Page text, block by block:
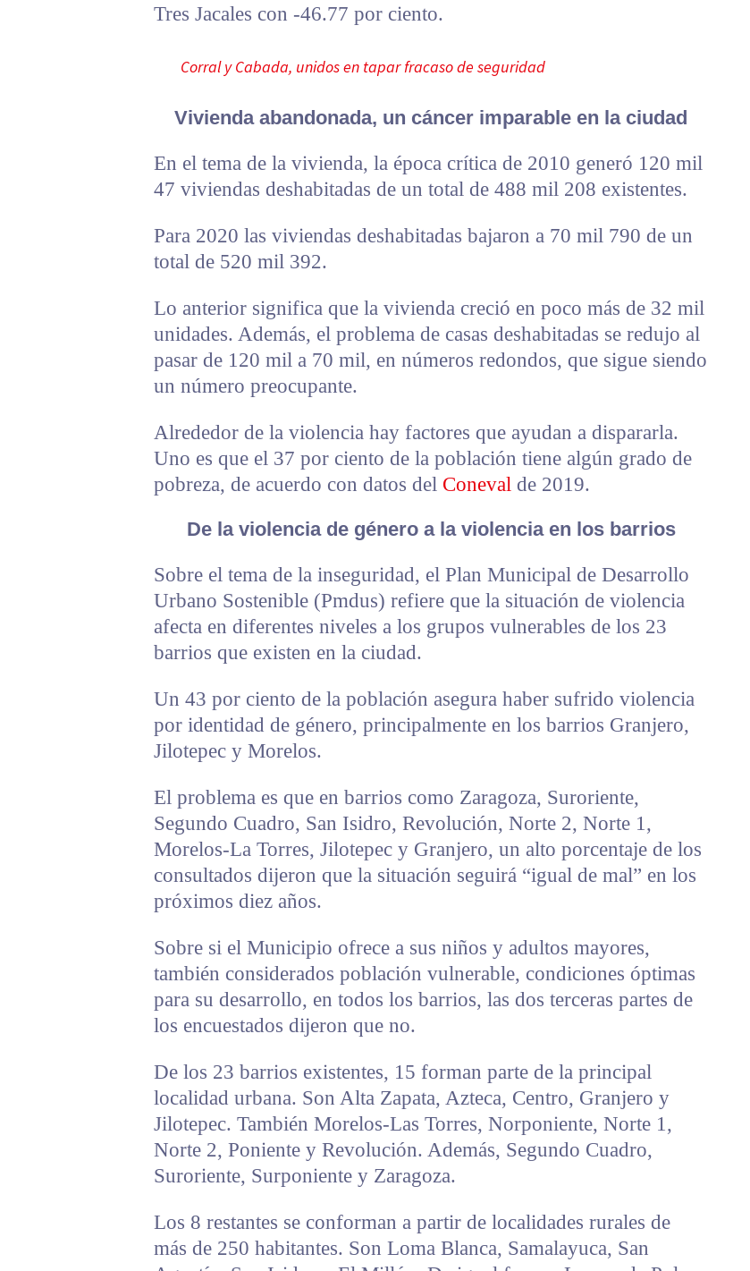
Tres Jacales con -46.77 por ciento.
Corral y Cabada, unidos en tapar fracaso de seguridad
Vivienda abandonada, un cáncer imparable en la ciudad
En el tema de la vivienda, la época crítica de 2010 generó 120 mil
47 viviendas deshabitadas de un total de 488 mil 208 existentes.
Para 2020 las viviendas deshabitadas bajaron a 70 mil 790 de un
total de 520 mil 392.
Lo anterior significa que la vivienda creció en poco más de 32 mil
unidades. Además, el problema de casas deshabitadas se redujo al
pasar de 120 mil a 70 mil, en números redondos, que sigue siendo
un número preocupante.
Alrededor de la violencia hay factores que ayudan a dispararla.
Uno es que el 37 por ciento de la población tiene algún grado de
pobreza, de acuerdo con datos del Coneval de 2019.
De la violencia de género a la violencia en los barrios
Sobre el tema de la inseguridad, el Plan Municipal de Desarrollo
Urbano Sostenible (Pmdus) refiere que la situación de violencia
afecta en diferentes niveles a los grupos vulnerables de los 23
barrios que existen en la ciudad.
Un 43 por ciento de la población asegura haber sufrido violencia
por identidad de género, principalmente en los barrios Granjero,
Jilotepec y Morelos.
El problema es que en barrios como Zaragoza, Suroriente,
Segundo Cuadro, San Isidro, Revolución, Norte 2, Norte 1,
Morelos-La Torres, Jilotepec y Granjero, un alto porcentaje de los
consultados dijeron que la situación seguirá “igual de mal” en los
próximos diez años.
Sobre si el Municipio ofrece a sus niños y adultos mayores,
también considerados población vulnerable, condiciones óptimas
para su desarrollo, en todos los barrios, las dos terceras partes de
los encuestados dijeron que no.
De los 23 barrios existentes, 15 forman parte de la principal
localidad urbana. Son Alta Zapata, Azteca, Centro, Granjero y
Jilotepec. También Morelos-Las Torres, Norponiente, Norte 1,
Norte 2, Poniente y Revolución. Además, Segundo Cuadro,
Suroriente, Surponiente y Zaragoza.
Los 8 restantes se conforman a partir de localidades rurales de
más de 250 habitantes. Son Loma Blanca, Samalayuca, San